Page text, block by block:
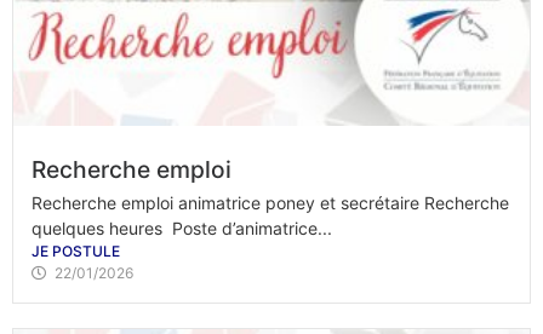
Recherche emploi
Recherche emploi animatrice poney et secrétaire Recherche
quelques heures Poste d’animatrice...
JE POSTULE
22/01/2026